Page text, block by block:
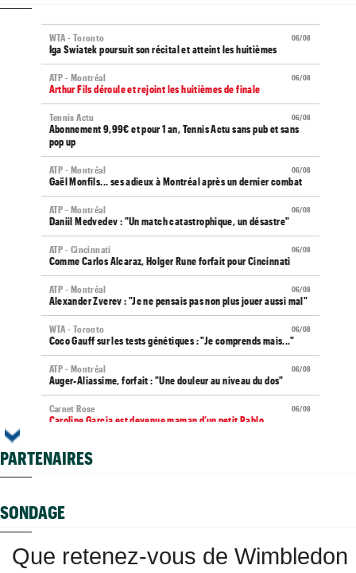
06/08
WTA - Toronto
Iga Swiatek poursuit son récital et atteint les huitièmes
06/08
ATP - Montréal
Arthur Fils déroule et rejoint les huitièmes de finale
06/08
Tennis Actu
Abonnement 9,99€ et pour 1 an, Tennis Actu sans pub et sans
pop up
06/08
ATP - Montréal
Gaël Monfils... ses adieux à Montréal après un dernier combat
06/08
ATP - Montréal
Daniil Medvedev : "Un match catastrophique, un désastre"
06/08
ATP - Cincinnati
Comme Carlos Alcaraz, Holger Rune forfait pour Cincinnati
06/08
ATP - Montréal
Alexander Zverev : "Je ne pensais pas non plus jouer aussi mal"
06/08
WTA - Toronto
Coco Gauff sur les tests génétiques : "Je comprends mais..."
06/08
ATP - Montréal
Auger-Aliassime, forfait : "Une douleur au niveau du dos"
06/08
Carnet Rose
Caroline Garcia est devenue maman d’un petit Pablo...
Elsa Jacquemot va éviter les périlleuses qualifications
dommage"
Championne du monde en 2025, la France U14 éliminée dès les
poules
PARTENAIRES
SONDAGE
Que retenez-vous de Wimbledon